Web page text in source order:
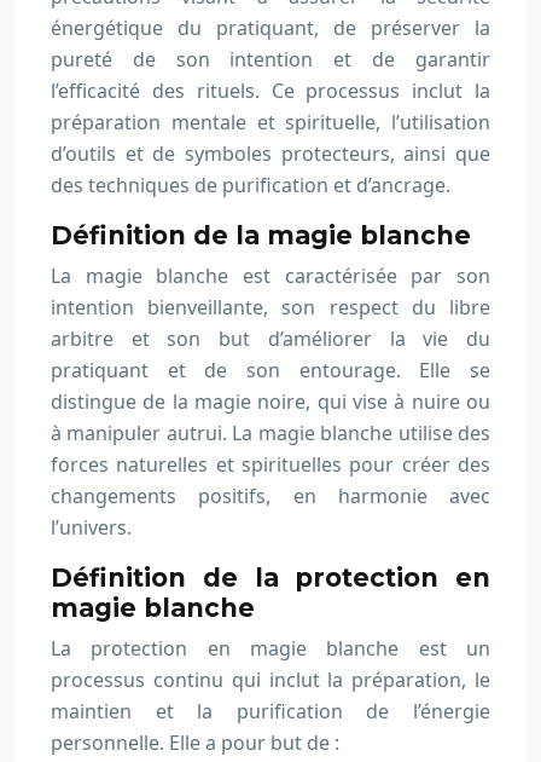
énergétique du pratiquant, de préserver la
pureté de son intention et de garantir
l’efficacité des rituels. Ce processus inclut la
préparation mentale et spirituelle, l’utilisation
d’outils et de symboles protecteurs, ainsi que
des techniques de purification et d’ancrage.
Définition de la magie blanche
La magie blanche est caractérisée par son
intention bienveillante, son respect du libre
arbitre et son but d’améliorer la vie du
pratiquant et de son entourage. Elle se
distingue de la magie noire, qui vise à nuire ou
à manipuler autrui. La magie blanche utilise des
forces naturelles et spirituelles pour créer des
changements positifs, en harmonie avec
l’univers.
Définition de la protection en
magie blanche
La protection en magie blanche est un
processus continu qui inclut la préparation, le
maintien et la purification de l’énergie
personnelle. Elle a pour but de :